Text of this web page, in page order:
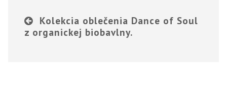
Kolekcia oblečenia Dance of Soul
z organickej biobavlny.